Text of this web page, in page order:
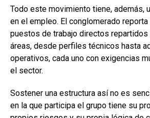
Todo este movimiento tiene, además,
en el empleo. El conglomerado
puestos de trabajo directos
áreas, desde perfiles técnicos hasta
operativos, cada uno con exigencias
el sector.
Sostener una estructura así no es
en la que participa el grupo tiene su